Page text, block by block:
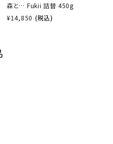
森と… Fukii 詰替 450g
¥14,850 (税込)